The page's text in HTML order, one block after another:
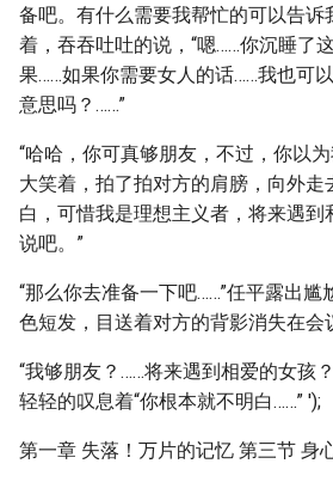
备吧。有什么需要我帮忙的可以告诉
着，吞吞吐吐的说，“嗯……你沉睡了
果……如果你需要女人的话……我也可
意思吗？……”
“哈哈，你可真够朋友，不过，你以
大笑着，拍了拍对方的肩膀，向外走
白，可惜我是理想主义者，将来遇
说吧。”
“那么你去准备一下吧……”任平露出尴
色短发，目送着对方的背影消失在会
“我够朋友？……将来遇到相爱的女孩
轻轻的叹息着“你根本就不明白……” ');
第一章 失落！万片的记忆 第三节 身